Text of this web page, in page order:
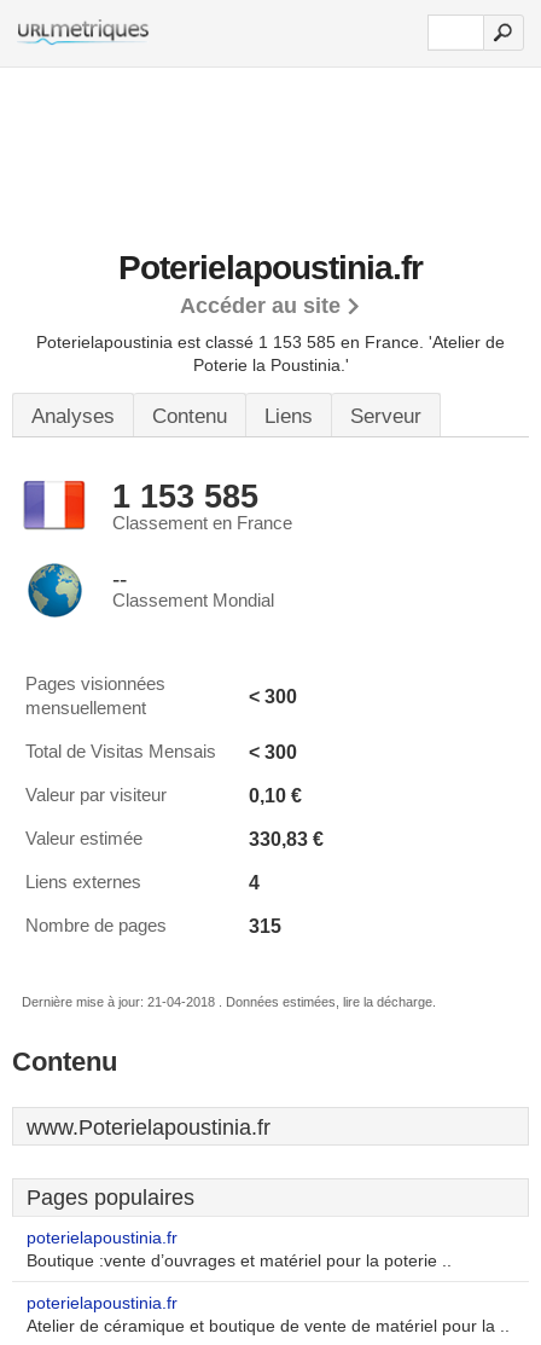
Poterielapoustinia.fr
Accéder au site
Poterielapoustinia est classé 1 153 585 en France. 'Atelier de
Poterie la Poustinia.'
Analyses Contenu Liens Serveur
1 153 585
Classement en France
--
Classement Mondial
Pages visionnées
mensuellement
< 300
Total de Visitas Mensais < 300
Valeur par visiteur 0,10 €
Valeur estimée 330,83 €
Liens externes 4
Nombre de pages 315
Dernière mise à jour: 21-04-2018 . Données estimées, lire la décharge.
Contenu
www.Poterielapoustinia.fr
Pages populaires
poterielapoustinia.fr
Boutique :vente d’ouvrages et matériel pour la poterie ..
poterielapoustinia.fr
Atelier de céramique et boutique de vente de matériel pour la ..